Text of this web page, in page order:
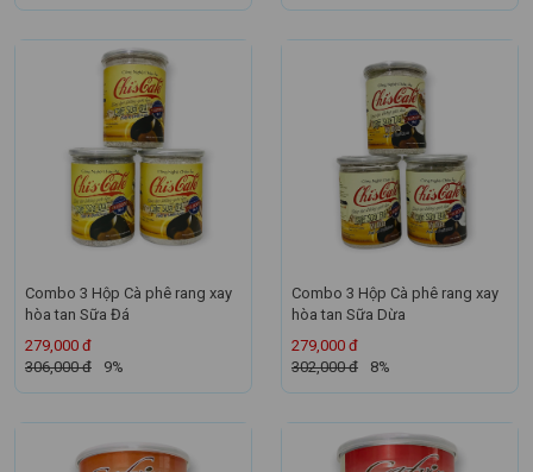
Combo 3 Hộp Cà phê rang xay
hòa tan Sữa Đá
279,000 đ
306,000 đ
9%
Combo 3 Hộp Cà phê rang xay
hòa tan Sữa Dừa
279,000 đ
302,000 đ
8%